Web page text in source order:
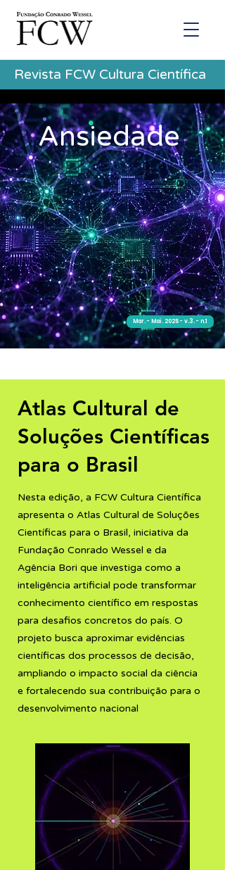
Revista FCW Cultura Científica
Ansiedade
Mar. - Mai. 2025 - v.3. - n.1
Atlas Cultural de
Soluções Científicas
para o Brasil
Nesta edição, a FCW Cultura Científica
apresenta o Atlas Cultural de Soluções
Científicas para o Brasil, iniciativa da
Fundação Conrado Wessel e da
Agência Bori que investiga como a
inteligência artificial pode transformar
conhecimento científico em respostas
para desafios concretos do país. O
projeto busca aproximar evidências
científicas dos processos de decisão,
ampliando o impacto social da ciência
e fortalecendo sua contribuição para o
desenvolvimento nacional